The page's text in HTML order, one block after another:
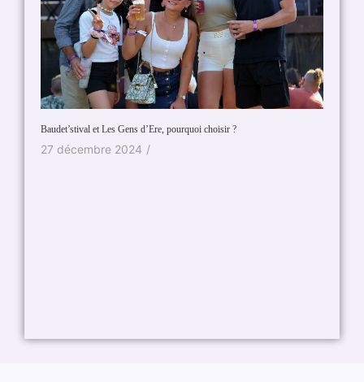
Baudet’stival et Les Gens d’Ere, pourquoi choisir ?
27 décembre 2024 /